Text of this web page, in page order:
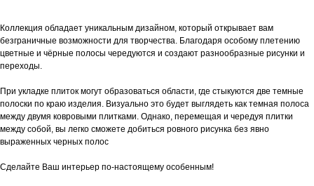
Коллекция обладает уникальным дизайном, который открывает вам
безграничные возможности для творчества. Благодаря особому плетению
цветные и чёрные полосы чередуются и создают разнообразные рисунки и
переходы.
При укладке плиток могут образоваться области, где стыкуются две темные
полоски по краю изделия. Визуально это будет выглядеть как темная полоса
между двумя ковровыми плитками. Однако, перемещая и чередуя плитки
между собой, вы легко сможете добиться ровного рисунка без явно
выраженных черных полос
Сделайте Ваш интерьер по-настоящему особенным!